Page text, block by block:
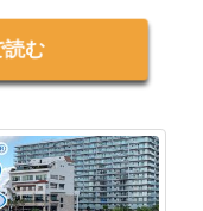
読む